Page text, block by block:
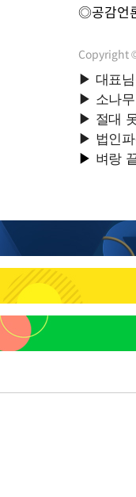
◎공감언
Copyright ©